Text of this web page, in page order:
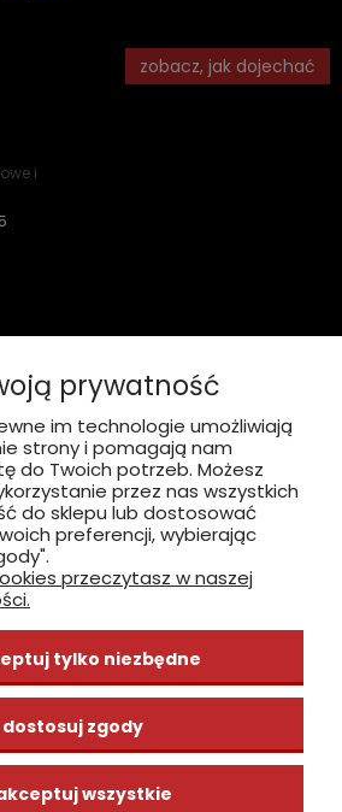
zobacz, jak dojechać
i
BLIK
zobacz, jak dojechać
INFORMACJE
ZAKUPY
CENTRUM WIEDZY
prywatność
im technologie umożliwiają
strony i pomagają nam
do Twoich potrzeb. Możesz
przez nas wszystkich
do sklepu lub dostosować
preferencji, wybierając
przeczytasz w naszej
tylko niezbędne
dostosuj zgody
wszystkie